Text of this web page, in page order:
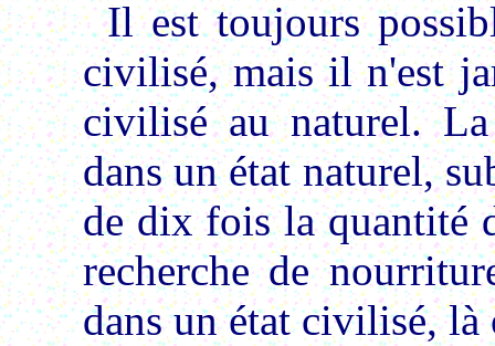
Il est toujours
civilisé, mais il n'est
civilisé au naturel.
dans un état naturel,
de dix fois la quantité
recherche de
dans un état civilisé,